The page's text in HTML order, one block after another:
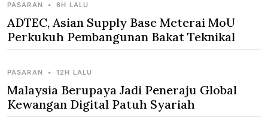
PASARAN • 6H LALU
ADTEC, Asian Supply Base Meterai MoU
Perkukuh Pembangunan Bakat Teknikal
PASARAN • 12H LALU
Malaysia Berupaya Jadi Peneraju Global
Kewangan Digital Patuh Syariah